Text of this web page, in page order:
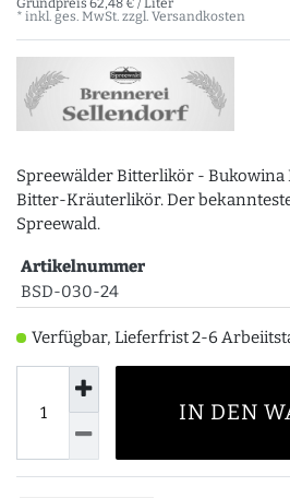
Grundpreis 62,48 € / Liter
* inkl. ges. MwSt. zzgl. Versandkosten
Spreewälder Bitterlikör -
Bitter-Kräuterlikör. Der
Spreewald.
Artikelnummer
BSD-030-24
Verfügbar, Lieferfrist 2-6
IN DEN